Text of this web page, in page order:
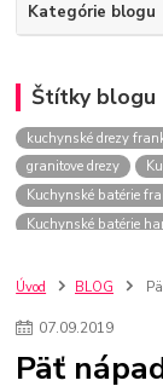
Kategórie blogu
Štítky blogu
kuchynské drezy
granitove drezy
Kuchynské batérie
Kuchynské batérie
kuchynské batérie
kuchynské drezy sety
kúpelňové batérie
Úvod BLOG
07.09.2019
Päť